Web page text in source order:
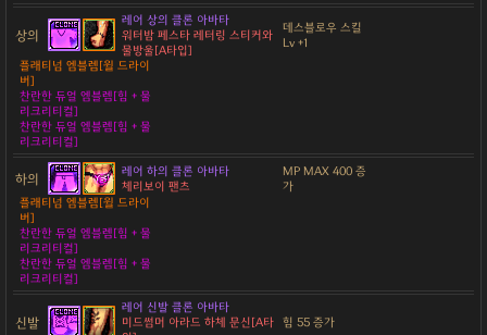
상의
레어 상의 클론 아바타
워터밤 페스타 레터링 스티커와
물방울[A타입]
데스블로우 스킬
Lv +1
플래티넘 엠블렘[윌 드라이
버]
찬란한 듀얼 엠블렘[힘 + 물
리크리티컬]
찬란한 듀얼 엠블렘[힘 + 물
리크리티컬]
하의
레어 하의 클론 아바타
체리보이 팬츠
MP MAX 400 증
가
플래티넘 엠블렘[윌 드라이
버]
찬란한 듀얼 엠블렘[힘 + 물
리크리티컬]
찬란한 듀얼 엠블렘[힘 + 물
리크리티컬]
신발
레어 신발 클론 아바타
미드썸머 아라드 하체 문신[A타 힘 55 증가